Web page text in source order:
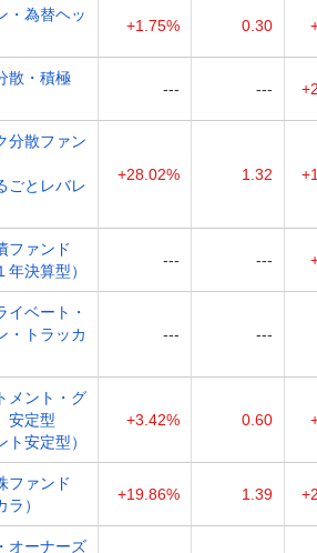
・為替ヘッ
+1.75% 0.30
散・積極
--- ---
分散ファン
ごとレバレ
+28.02% 1.32
ファンド
年決算型）
--- ---
ベート・
・トラッカ
--- ---
メント・グ
安定型
ト安定型）
+3.42% 0.60
ファンド
）
+19.86% 1.39
オーナーズ